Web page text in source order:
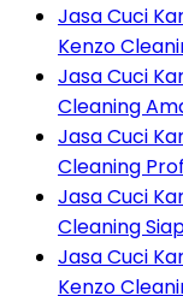
Jasa Cuci
Kenzo
Jasa Cuci
Cleaning
Jasa Cuci
Cleaning
Jasa Cuci
Cleaning
Jasa Cuci
Kenzo